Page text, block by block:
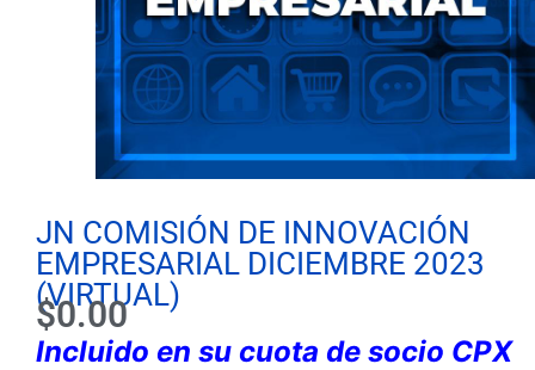
JN COMISIÓN DE INNOVACIÓN
EMPRESARIAL DICIEMBRE 2023
(VIRTUAL)
$0.00
Incluido en su cuota de socio CPX